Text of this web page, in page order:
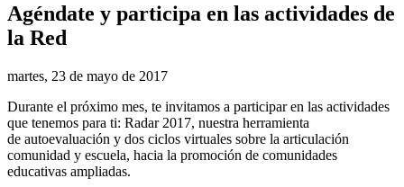
Agéndate y participa en las actividades de
la Red
martes, 23 de mayo de 2017
Durante el próximo mes, te invitamos a participar en las actividades
que tenemos para ti: Radar 2017, nuestra herramienta
de autoevaluación y dos ciclos virtuales sobre la articulación
comunidad y escuela, hacia la promoción de comunidades
educativas ampliadas.